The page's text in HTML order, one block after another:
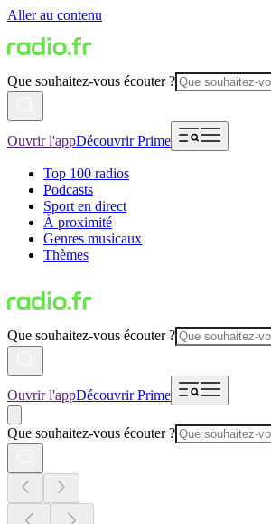
Aller au contenu
Que souhaitez-vous écouter ?
Ouvrir l'appDécouvrir Prime
Top 100 radios
Podcasts
Sport en direct
À proximité
Genres musicaux
Thèmes
Que souhaitez-vous écouter ?
Ouvrir l'appDécouvrir Prime
Que souhaitez-vous écouter ?